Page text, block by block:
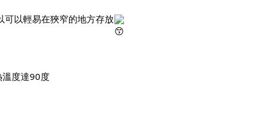
可以輕易在狹窄的地方存放
度達90度